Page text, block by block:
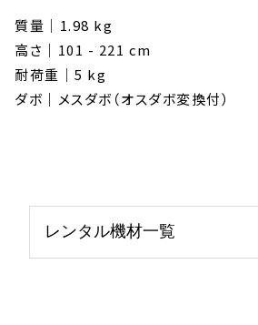
質量｜1.98 kg
高さ｜101 - 221 cm
耐荷重｜5 kg
ダボ｜メスダボ（オスダボ変換付）
レンタル機材一覧